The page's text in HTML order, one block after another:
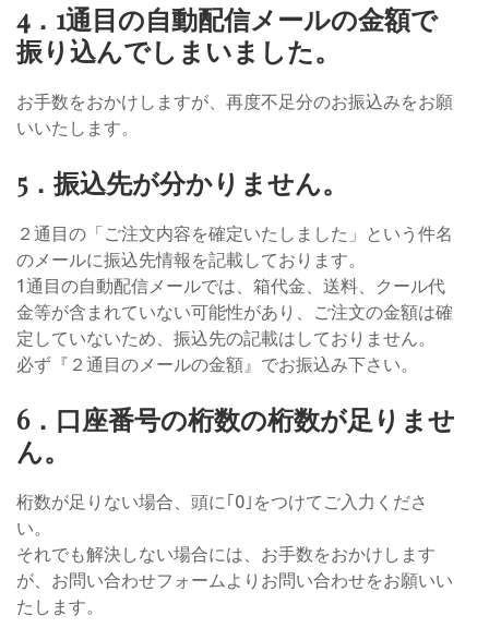
4．1通目の自動配信メールの金額で
振り込んでしまいました。
お手数をおかけしますが、再度不足分のお振込みをお願
いいたします。
5．振込先が分かりません。
２通目の「ご注文内容を確定いたしました」という件名
のメールに振込先情報を記載しております。
1通目の自動配信メールでは、箱代金、送料、クール代
金等が含まれていない可能性があり、ご注文の金額は確
定していないため、振込先の記載はしておりません。
必ず『２通目のメールの金額』でお振込み下さい。
6．口座番号の桁数の桁数が足りませ
ん。
桁数が足りない場合、頭に｢0｣をつけてご入力くださ
い。
それでも解決しない場合には、お手数をおかけします
が、お問い合わせフォームよりお問い合わせをお願いい
たします。